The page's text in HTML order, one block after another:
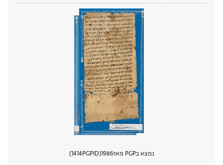
נמצא בPGP מאז 1986
PGPID
1414